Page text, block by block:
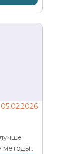
05.02.2026
методы